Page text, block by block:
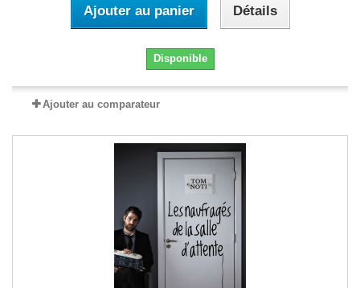
Ajouter au panier Détails
Disponible
Ajouter au comparateur